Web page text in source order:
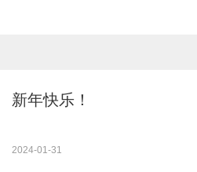
新年快乐！
2024-01-31